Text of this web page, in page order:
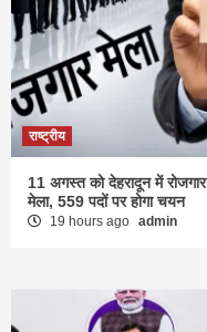
राष्ट्रीय
11 अगस्त को देहरादून में रोजगार
मेला, 559 पदों पर होगा चयन
19 hours ago admin